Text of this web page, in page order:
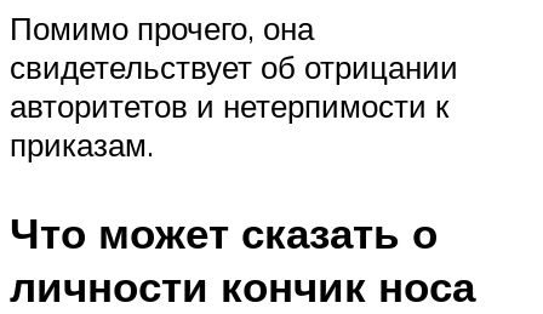
Помимо прочего, она
свидетельствует об отрицании
авторитетов и нетерпимости к
приказам.
Что может сказать о
личности кончик носа